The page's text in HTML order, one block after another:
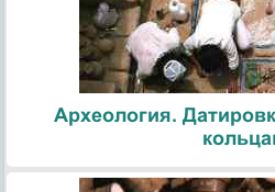
Археология.